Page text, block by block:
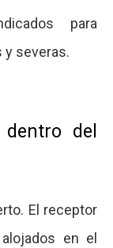
para
y severas.
del
El receptor
en el